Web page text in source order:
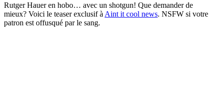
film
que
Rutger Hauer en hobo… avec un shotgun! Que demander de
mieux? Voici le teaser exclusif à Aint it cool news. NSFW si votre
patron est offusqué par le sang.